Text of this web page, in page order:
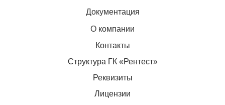
Документация
О компании
Контакты
Структура ГК «Рентест»
Реквизиты
Лицензии